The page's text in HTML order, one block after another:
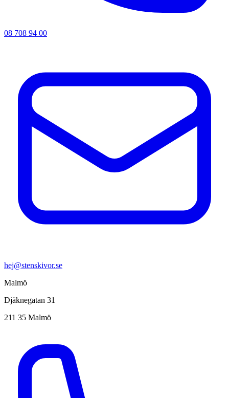
08 708 94 00
hej@stenskivor.se
Malmö
Djäknegatan 31
211 35 Malmö